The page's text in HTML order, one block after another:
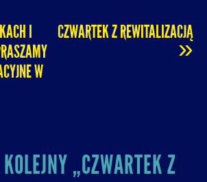
I
W
CZWARTEK Z REWITALIZACJĄ
»
„CZWARTEK Z